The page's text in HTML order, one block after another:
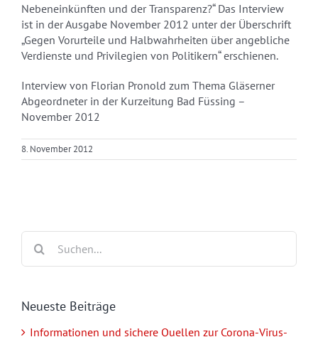
Nebeneinkünften und der Transparenz?“ Das Interview
ist in der Ausgabe November 2012 unter der Überschrift
„Gegen Vorurteile und Halbwahrheiten über angebliche
Verdienste und Privilegien von Politikern“ erschienen.
Interview von Florian Pronold zum Thema Gläserner
Abgeordneter in der Kurzeitung Bad Füssing –
November 2012
8. November 2012
nach:
Neueste Beiträge
Informationen und sichere Quellen zur Corona-Virus-